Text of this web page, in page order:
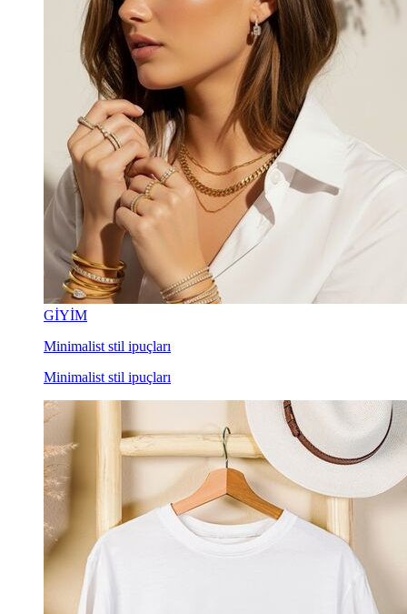
GİYİM
Minimalist stil ipuçları
Minimalist stil ipuçları